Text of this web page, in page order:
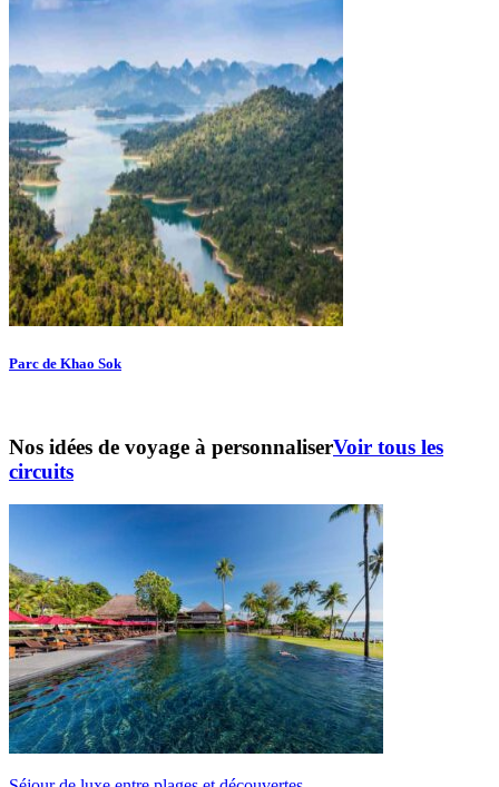
Parc de Khao Sok
Nos idées de voyage à personnaliserVoir tous les
circuits